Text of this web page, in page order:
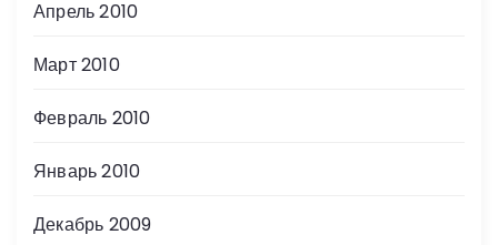
Апрель 2010
Март 2010
Февраль 2010
Январь 2010
Декабрь 2009